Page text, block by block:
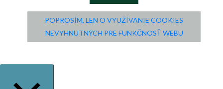
POPROSÍM, LEN O VYUŽÍVANIE COOKIES
NEVYHNUTNÝCH PRE FUNKČNOSŤ WEBU